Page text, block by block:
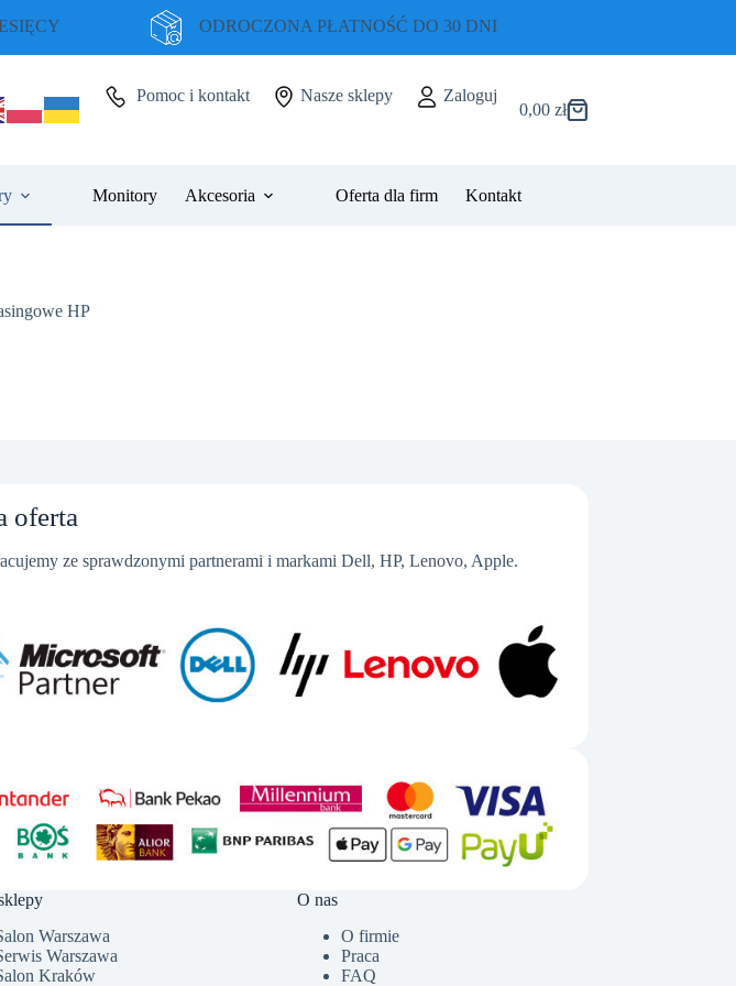
ODROCZONA PŁATNOŚĆ DO 30 DNI
Pomoc i kontakt Nasze sklepy
Zaloguj
Koszyk
0,00 zł
Monitory Akcesoria Oferta dla firm Kontakt
HP
oferta
ze sprawdzonymi partnerami i markami Dell, HP, Lenovo, Apple.
Warszawa
Warszawa
Kraków
O nas
O firmie
Praca
FAQ